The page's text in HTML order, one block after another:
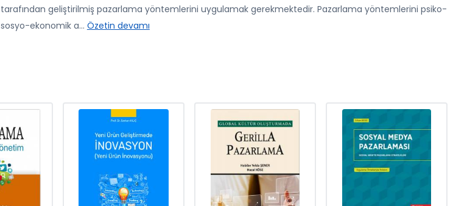
tarafından geliştirilmiş pazarlama yöntemlerini uygulamak gerekmektedir. Pazarlama yöntemlerini psiko-
sosyo-ekonomik a... Özetin devamı